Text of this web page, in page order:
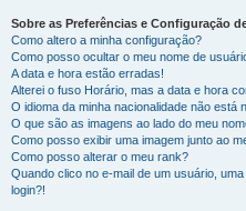
Sobre as Preferências e Configuração
Como altero a minha configuração?
Como posso ocultar o meu nome de
A data e hora estão erradas!
Alterei o fuso Horário, mas a data e hora
O idioma da minha nacionalidade não está
O que são as imagens ao lado do meu
Como posso exibir uma imagem junto ao
Como posso alterar o meu rank?
Quando clico no e-mail de um usuário,
login?!